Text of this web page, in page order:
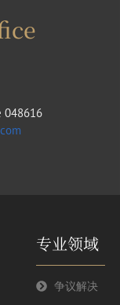
048616
专业领域
争议解决